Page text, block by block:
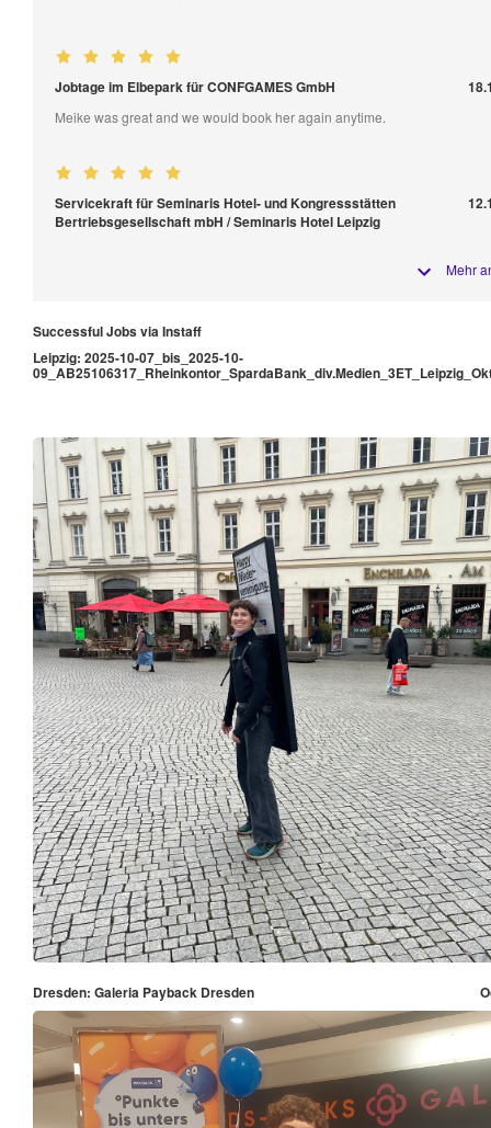
Jobtage im Elbepark für CONFGAMES GmbH
Meike was great and we would book her again anytime.
Servicekraft für Seminaris Hotel- und Kongressstätten
Bertriebsgesellschaft mbH / Seminaris Hotel Leipzig
Mehr
Successful Jobs via Instaff
Leipzig: 2025-10-07_bis_2025-10-
Dresden: Galeria Payback Dresden